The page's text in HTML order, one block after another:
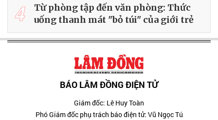
4
Từ phòng tập đến văn phòng: Thức
uống thanh mát "bỏ túi" của giới trẻ
BÁO LÂM ĐỒNG ĐIỆN TỬ
Giám đốc: Lê Huy Toàn
Phó Giám đốc phụ trách báo điện tử: Vũ Ngọc Tú